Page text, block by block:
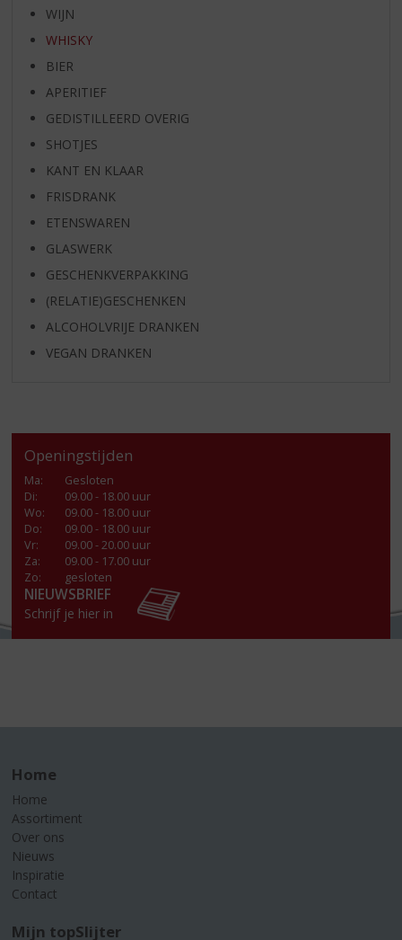
WIJN
WHISKY
BIER
APERITIEF
GEDISTILLEERD OVERIG
SHOTJES
KANT EN KLAAR
FRISDRANK
ETENSWAREN
GLASWERK
GESCHENKVERPAKKING
(RELATIE)GESCHENKEN
ALCOHOLVRIJE DRANKEN
VEGAN DRANKEN
Openingstijden
Ma:
Gesloten
Di:
09.00 - 18.00 uur
Wo:
09.00 - 18.00 uur
Do:
09.00 - 18.00 uur
Vr:
09.00 - 20.00 uur
Za:
09.00 - 17.00 uur
Zo:
gesloten
NIEUWSBRIEF
Schrijf je hier in
Home
Home
Assortiment
Over ons
Nieuws
Inspiratie
Contact
Mijn topSlijter